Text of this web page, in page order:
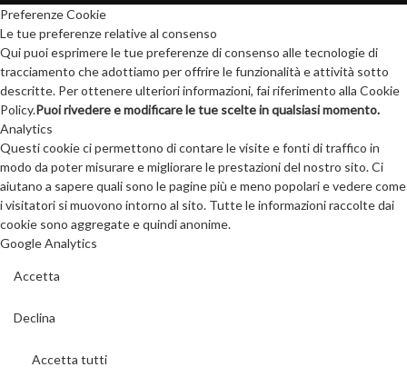
Preferenze Cookie
Le tue preferenze relative al consenso
Qui puoi esprimere le tue preferenze di consenso alle tecnologie di
tracciamento che adottiamo per offrire le funzionalità e attività sotto
descritte. Per ottenere ulteriori informazioni, fai riferimento alla Cookie
Policy.Puoi rivedere e modificare le tue scelte in qualsiasi momento.
Analytics
Questi cookie ci permettono di contare le visite e fonti di traffico in
modo da poter misurare e migliorare le prestazioni del nostro sito. Ci
aiutano a sapere quali sono le pagine più e meno popolari e vedere come
i visitatori si muovono intorno al sito. Tutte le informazioni raccolte dai
cookie sono aggregate e quindi anonime.
Google Analytics
Accetta
Declina
Accetta tutti